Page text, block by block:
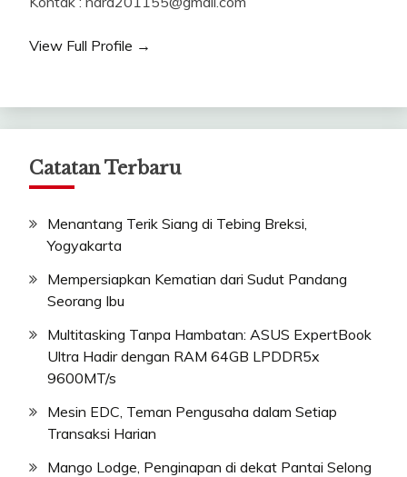
View Full Profile →
Catatan Terbaru
Menantang Terik Siang di Tebing Breksi,
Yogyakarta
Mempersiapkan Kematian dari Sudut Pandang
Seorang Ibu
Multitasking Tanpa Hambatan: ASUS ExpertBook
Ultra Hadir dengan RAM 64GB LPDDR5x
9600MT/s
Mesin EDC, Teman Pengusaha dalam Setiap
Transaksi Harian
Mango Lodge, Penginapan di dekat Pantai Selong